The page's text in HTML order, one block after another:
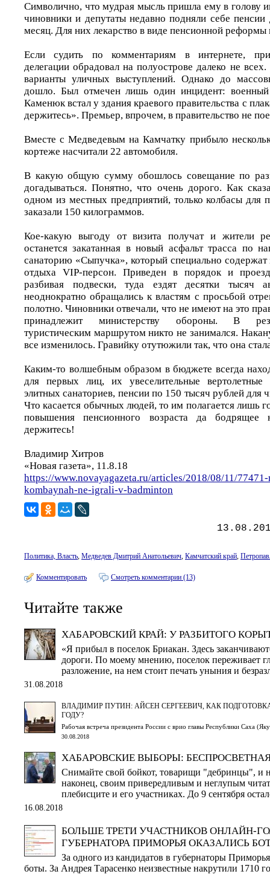
Символично, что мудрая мысль пришла ему в голову
чиновники и депутаты недавно подняли себе
месяц. Для них лекарство в виде пенсионной реформы
Если судить по комментариям в интернете,
делегации обрадовал на полуострове далеко не
варианты уличных выступлений. Однако до
дошло. Был отмечен лишь один инцидент: военный
Каменюк встал у здания краевого правительства с
держитесь». Премьер, впрочем, в правительство не
Вместе с Медведевым на Камчатку прибыло
кортеже насчитали 22 автомобиля.
В какую общую сумму обошлось совещание по
догадываться. Понятно, что очень дорого. Как
одном из местных предприятий, только колбасы для
заказали 150 килограммов.
Кое-какую выгоду от визита получат и жители
останется закатанная в новый асфальт трасса по
санаторию «Сыпучка», который специально содержат
отдыха VIP-персон. Приведен в порядок и
разбивая подвески, туда ездят десятки тысяч
неоднократно обращались к властям с просьбой
полотно. Чиновники отвечали, что не имеют на это
принадлежит министерству обороны. В
туристическим маршрутом никто не занимался.
все изменилось. Гравийку отутюжили так, что она
Каким-то волшебным образом в бюджете всегда
для первых лиц, их увеселительные вертолетные
элитных санаториев, пенсии по 150 тысяч рублей для
Что касается обычных людей, то им полагается лишь
повышения пенсионного возраста да
держитесь!
Владимир Хитров
«Новая газета», 11.8.18
https://www.novayagazeta.ru/articles/2018/08/11/
kombaynah-ne-igrali-v-badminton
Политика, Власть, Медведев Дмитрий Анатольевич, Камчатский край,
Комментировать Смотреть комментарии (13)
Читайте также
ХАБАРОВСКИЙ КРАЙ: У РАЗБИТОГО
«Я прибыл в поселок Бриакан. Здесь
дороги. По моему мнению, поселок переживает
разложение, на нем стоит печать уныния и
31.08.2018
ВЛАДИМИР ПУТИН: АЙСЕН СЕРГЕЕВИЧ, КАК
ГОДУ?
Рабочая встреча президента России с врио главы Республики Саха
30.08.2018
ХАБАРОВСКИЕ ВЫБОРЫ:
Снимайте свой бойкот, товарищи "дебринцы", и
наконец, своим привередливым и неглупым
плебисците и его участниках. До 9 сентября
16.08.2018
БОЛЬШЕ ТРЕТИ УЧАСТНИКОВ ОНЛАЙН-
ГУБЕРНАТОРА ПРИМОРЬЯ ОКАЗАЛИСЬ
За одного из кандидатов в губернаторы
боты. За Андрея Тарасенко неизвестные накрутили 1710